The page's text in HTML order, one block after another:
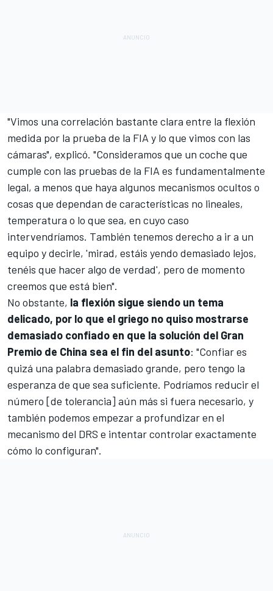
"Vimos una correlación bastante clara entre la flexión
medida por la prueba de la FIA y lo que vimos con las
cámaras", explicó. "Consideramos que un coche que
cumple con las pruebas de la FIA es fundamentalmente
legal, a menos que haya algunos mecanismos ocultos o
cosas que dependan de características no lineales,
temperatura o lo que sea, en cuyo caso
intervendríamos. También tenemos derecho a ir a un
equipo y decirle, 'mirad, estáis yendo demasiado lejos,
tenéis que hacer algo de verdad', pero de momento
creemos que está bien".
No obstante, la flexión sigue siendo un tema
delicado, por lo que el griego no quiso mostrarse
demasiado confiado en que la solución del Gran
Premio de China sea el fin del asunto: "Confiar es
quizá una palabra demasiado grande, pero tengo la
esperanza de que sea suficiente. Podríamos reducir el
número [de tolerancia] aún más si fuera necesario, y
también podemos empezar a profundizar en el
mecanismo del DRS e intentar controlar exactamente
cómo lo configuran".